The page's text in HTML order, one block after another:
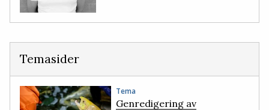
Temasider
Tema
Genredigering av